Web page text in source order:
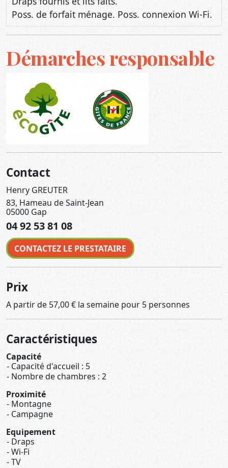
Poss. de forfait ménage. Poss. connexion Wi-Fi.
Démarches responsable
Contact
Henry GREUTER
83, Hameau de Saint-Jean
05000 Gap
04 92 53 81 08
CONTACTEZ LE PRESTATAIRE
Prix
A partir de 57,00 € la semaine pour 5 personnes
Caractéristiques
Capacité
Capacité d'accueil : 5
Nombre de chambres : 2
Proximité
Montagne
Campagne
Equipement
Draps
Wi-Fi
TV